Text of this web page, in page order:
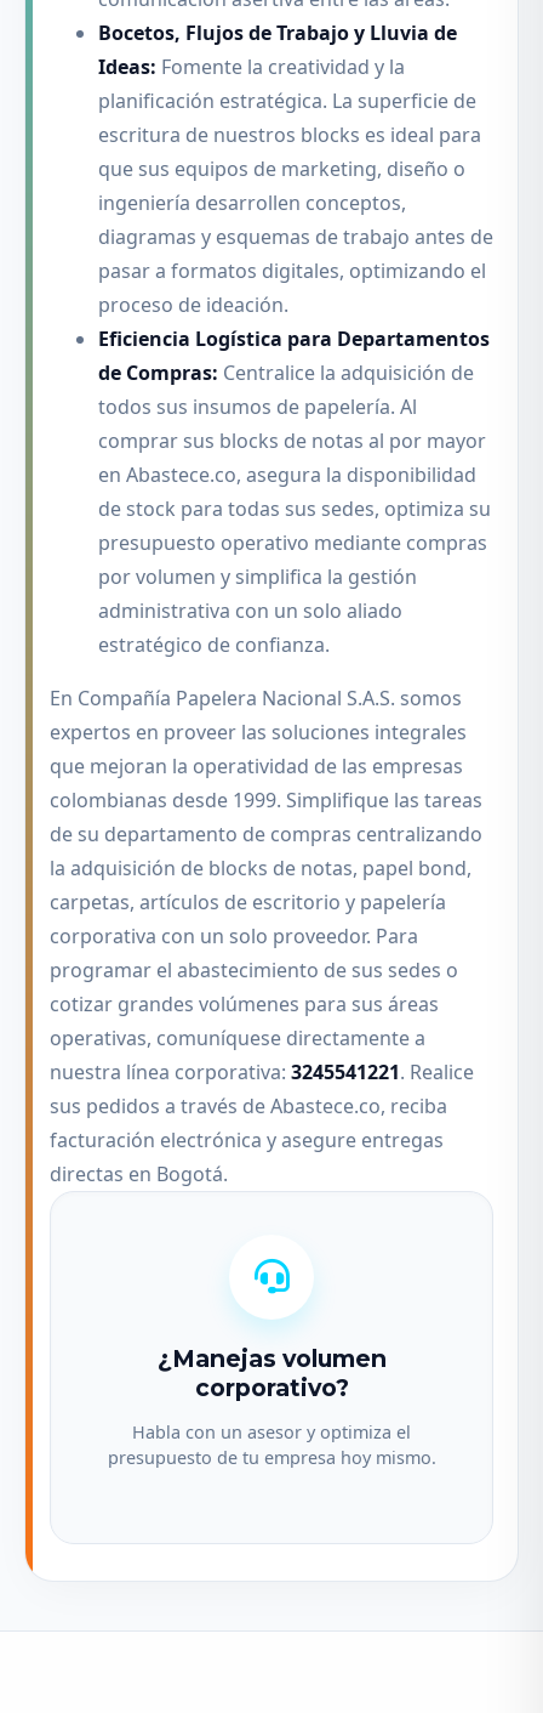
Bocetos, Flujos de Trabajo y Lluvia de
Ideas: Fomente la creatividad y la
planificación estratégica. La superficie de
escritura de nuestros blocks es ideal para
que sus equipos de marketing, diseño o
ingeniería desarrollen conceptos,
diagramas y esquemas de trabajo antes de
pasar a formatos digitales, optimizando el
proceso de ideación.
Eficiencia Logística para Departamentos
de Compras: Centralice la adquisición de
todos sus insumos de papelería. Al
comprar sus blocks de notas al por mayor
en Abastece.co, asegura la disponibilidad
de stock para todas sus sedes, optimiza su
presupuesto operativo mediante compras
por volumen y simplifica la gestión
administrativa con un solo aliado
estratégico de confianza.
En Compañía Papelera Nacional S.A.S. somos
expertos en proveer las soluciones integrales
que mejoran la operatividad de las empresas
colombianas desde 1999. Simplifique las tareas
de su departamento de compras centralizando
la adquisición de blocks de notas, papel bond,
carpetas, artículos de escritorio y papelería
corporativa con un solo proveedor. Para
programar el abastecimiento de sus sedes o
cotizar grandes volúmenes para sus áreas
operativas, comuníquese directamente a
nuestra línea corporativa: 3245541221. Realice
sus pedidos a través de Abastece.co, reciba
facturación electrónica y asegure entregas
directas en Bogotá.
¿Manejas volumen
corporativo?
Habla con un asesor y optimiza el
presupuesto de tu empresa hoy mismo.